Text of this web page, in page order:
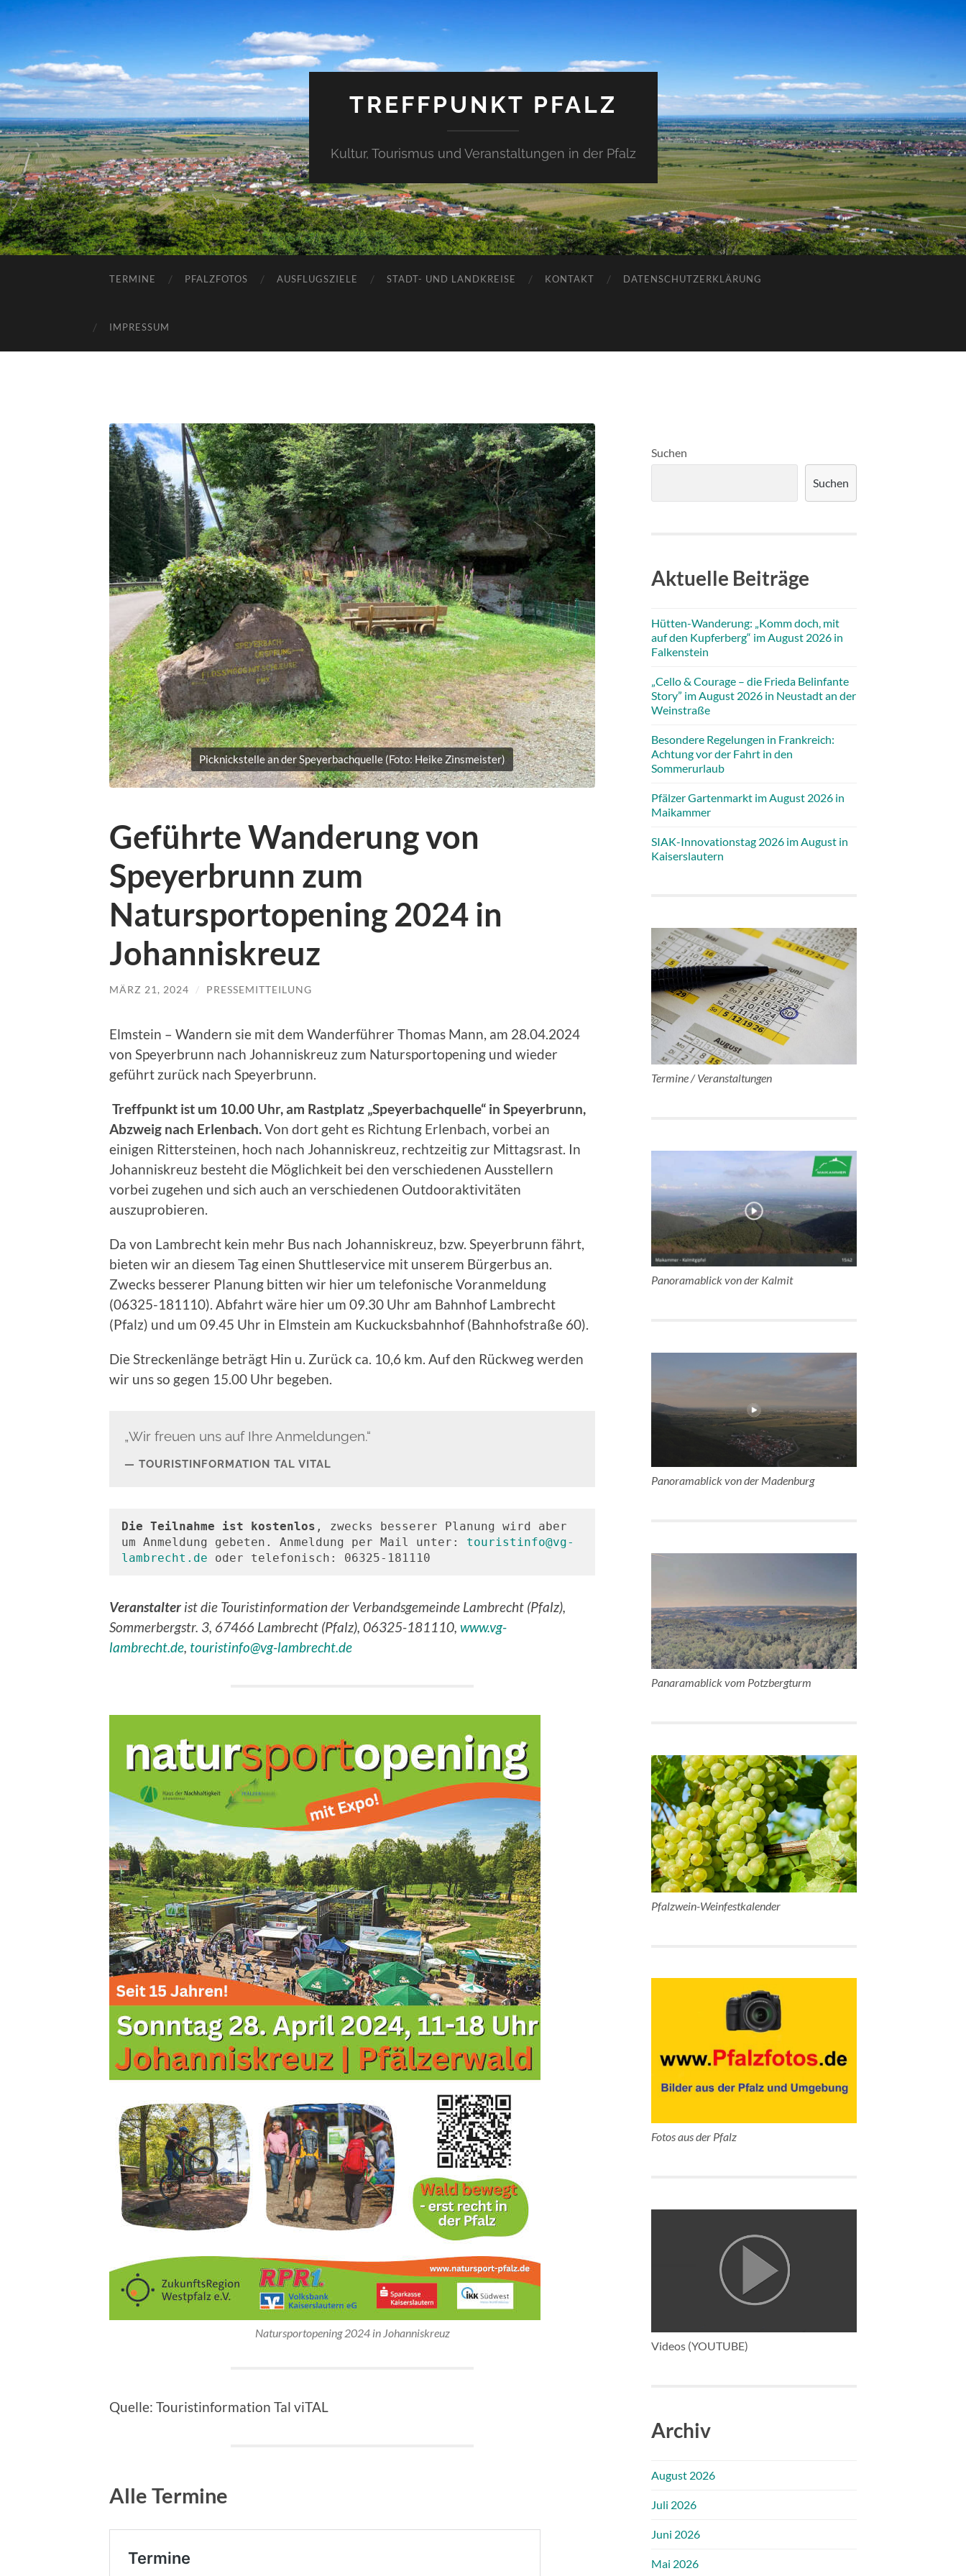
TREFFPUNKT PFALZ
Kultur, Tourismus und Veranstaltungen in der Pfalz
TERMINE PFALZFOTOS AUSFLUGSZIELE STADT- UND LANDKREISE KONTAKT DATENSCHUTZERKLÄRUNG
IMPRESSUM
Picknickstelle an der Speyerbachquelle (Foto: Heike Zinsmeister)
Geführte Wanderung von
Speyerbrunn zum
Natursportopening 2024 in
Johanniskreuz
MÄRZ 21, 2024 / PRESSEMITTEILUNG
Elmstein – Wandern sie mit dem Wanderführer Thomas Mann, am 28.04.2024
von Speyerbrunn nach Johanniskreuz zum Natursportopening und wieder
geführt zurück nach Speyerbrunn.
Treffpunkt ist um 10.00 Uhr, am Rastplatz „Speyerbachquelle“ in Speyerbrunn,
Abzweig nach Erlenbach.Von dort geht es Richtung Erlenbach, vorbei an
einigen Rittersteinen, hoch nach Johanniskreuz, rechtzeitig zur Mittagsrast. In
Johanniskreuz besteht die Möglichkeit bei den verschiedenen Ausstellern
vorbei zugehen und sich auch an verschiedenen Outdooraktivitäten
auszuprobieren.
Da von Lambrecht kein mehr Bus nach Johanniskreuz, bzw. Speyerbrunn fährt,
bieten wir an diesem Tag einen Shuttleservice mit unserem Bürgerbus an.
Zwecks besserer Planung bitten wir hier um telefonische Voranmeldung
(06325-181110). Abfahrt wäre hier um 09.30 Uhr am Bahnhof Lambrecht
(Pfalz) und um 09.45 Uhr in Elmstein am Kuckucksbahnhof (Bahnhofstraße 60).
Die Streckenlänge beträgt Hin u. Zurück ca. 10,6 km. Auf den Rückweg werden
wir uns so gegen 15.00 Uhr begeben.
„Wir freuen uns auf Ihre Anmeldungen.“
TOURISTINFORMATION TAL VITAL
Die Teilnahme ist kostenlos , zwecks besserer Planung wird aber
um Anmeldung gebeten. Anmeldung per Mail unter: touristinfo@vg-
lambrecht.de oder telefonisch: 06325-181110
Veranstalter ist die Touristinformation der Verbandsgemeinde Lambrecht (Pfalz),
Sommerbergstr. 3, 67466 Lambrecht (Pfalz), 06325-181110, www.vg-
lambrecht.de, touristinfo@vg-lambrecht.de
Natursportopening 2024 in Johanniskreuz
Quelle: Touristinformation Tal viTAL
Alle Termine
Suchen
Suchen
Aktuelle Beiträge
Hütten-Wanderung: „Komm doch, mit
auf den Kupferberg“ im August 2026 in
Falkenstein
„Cello & Courage – die Frieda Belinfante
Story” im August 2026 in Neustadt an der
Weinstraße
Besondere Regelungen in Frankreich:
Achtung vor der Fahrt in den
Sommerurlaub
Pfälzer Gartenmarkt im August 2026 in
Maikammer
SIAK-Innovationstag 2026 im August in
Kaiserslautern
Termine / Veranstaltungen
Panoramablick von der Kalmit
Panoramablick von der Madenburg
Panaramablick vom Potzbergturm
Pfalzwein-Weinfestkalender
Fotos aus der Pfalz
Videos (YOUTUBE)
Archiv
August 2026
Juli 2026
Juni 2026
Mai 2026